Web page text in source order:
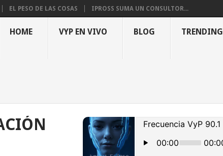
EL PESO DE LAS COSAS IPROSS SUMA UN CONSULTOR...
HOME VYP EN VIVO BLOG TRENDING